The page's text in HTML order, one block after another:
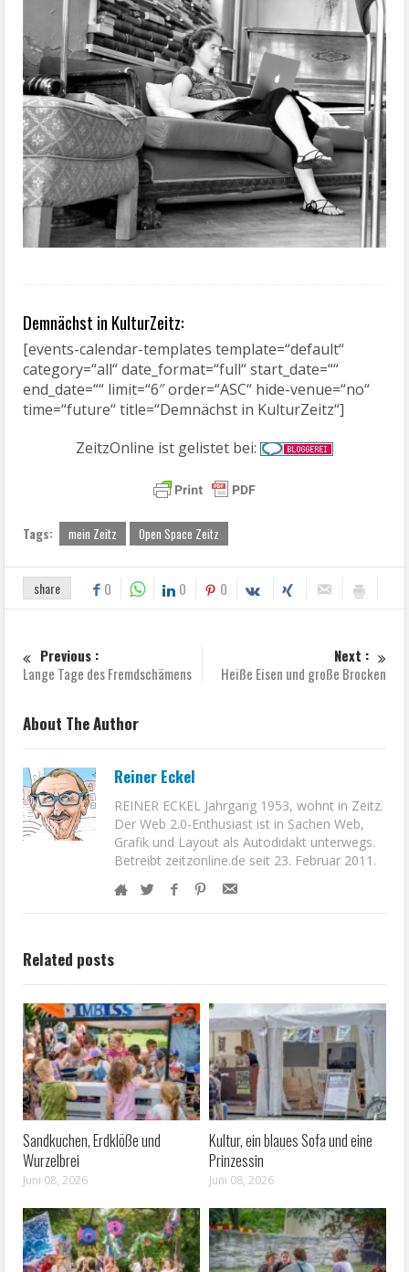
Demnächst in KulturZeitz:
[events-calendar-templates template=“default“
category=“all“ date_format=“full“ start_date=““
end_date=““ limit=“6″ order=“ASC“ hide-venue=“no“
time=“future“ title=“Demnächst in KulturZeitz“]
ZeitzOnline ist gelistet bei:
Tags: mein Zeitz Open Space Zeitz
share 0 0 0
Previous :
Lange Tage des Fremdschämens
Next :
Heiße Eisen und große Brocken
About The Author
Reiner Eckel
REINER ECKEL Jahrgang 1953, wohnt in Zeitz.
Der Web 2.0-Enthusiast ist in Sachen Web,
Grafik und Layout als Autodidakt unterwegs.
Betreibt zeitzonline.de seit 23. Februar 2011.
Related posts
Sandkuchen, Erdklöße und
Wurzelbrei
Juni 08, 2026
Kultur, ein blaues Sofa und eine
Prinzessin
Juni 08, 2026